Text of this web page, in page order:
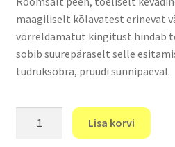
maagiliselt kõlavatest erinevat
võrreldamatut kingitust hindab
sobib suurepäraselt selle
tüdruksõbra, pruudi sünnipäeval.
Lisa korvi